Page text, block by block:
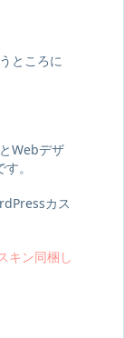
ところに
Webデザ
。
カス
キン同梱し